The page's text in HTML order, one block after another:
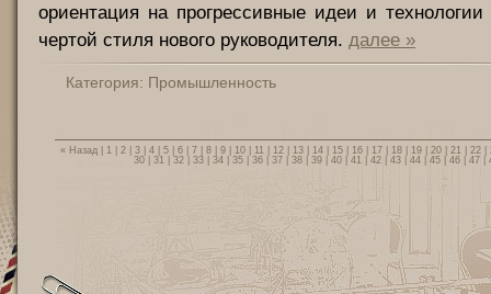
ориентация на прогрессивные идеи и технологии
чертой стиля нового руководителя. далее »
Категория: Промышленность
« Назад 1 2 3 4 5 6 7 8 9 10 11 12 13 14 15 16 17 18 19 20 21 22
30
31 32 33 34 35 36 37 38 39 40 41 42 43 44 45 46 47